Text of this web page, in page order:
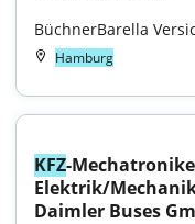
BüchnerBarella
Hamburg
KFZ-
Elektrik/
Daimler Buses